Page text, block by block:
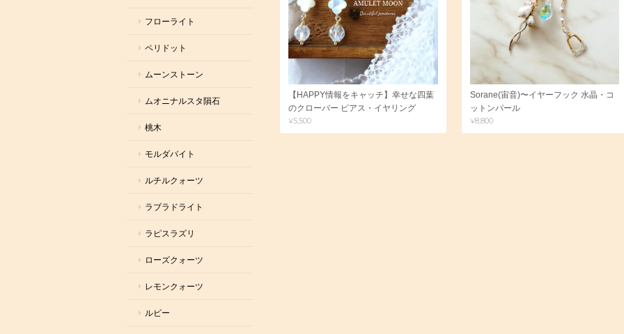
【HAPPY情報をキャッチ】幸せな四葉
のクローバー ピアス・イヤリング
¥5,500
Sorane(宙音)〜イヤーフック 水晶・コ
ットンパール
¥8,800
フローライト
ペリドット
ムーンストーン
ムオニナルスタ隕石
桃木
モルダバイト
ルチルクォーツ
ラブラドライト
ラピスラズリ
ローズクォーツ
レモンクォーツ
ルビー